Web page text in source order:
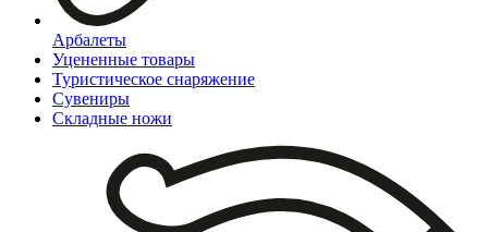
Арбалеты
Уцененные товары
Туристическое снаряжение
Сувениры
Складные ножи